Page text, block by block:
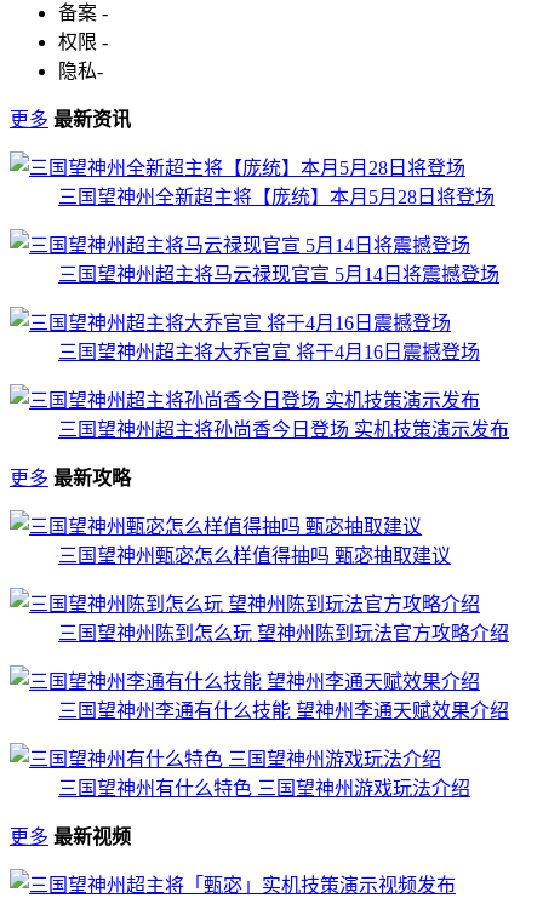
备案 -
权限 -
隐私-
更多 最新资讯
三国望神州全新超主将【庞统】本月5月28日将登场
三国望神州超主将马云禄现官宣 5月14日将震撼登场
三国望神州超主将大乔官宣 将于4月16日震撼登场
三国望神州超主将孙尚香今日登场 实机技策演示发布
更多 最新攻略
三国望神州甄宓怎么样值得抽吗 甄宓抽取建议
三国望神州陈到怎么玩 望神州陈到玩法官方攻略介绍
三国望神州李通有什么技能 望神州李通天赋效果介绍
三国望神州有什么特色 三国望神州游戏玩法介绍
更多 最新视频